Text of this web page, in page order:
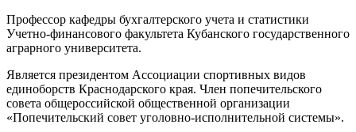
Профессор кафедры бухгалтерского учета и статистики
Учетно-финансового факультета Кубанского государственного
аграрного университета.
Является президентом Ассоциации спортивных видов
единоборств Краснодарского края. Член попечительского
совета общероссийской общественной организации
«Попечительский совет уголовно-исполнительной системы».